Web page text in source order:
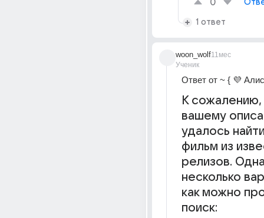
0
1 ответ
woon_wolf
Ученик
11мес
Ответ от ~ { 💜
К сожалению,
вашему
удалось
фильм из
релизов.
несколько
как можно
поиск: